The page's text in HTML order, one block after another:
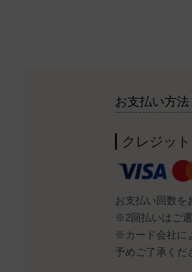
お支払い方法
クレジッ
お支払い回数を
※2回払いはご選
※カード会社に
予めご了承くだ